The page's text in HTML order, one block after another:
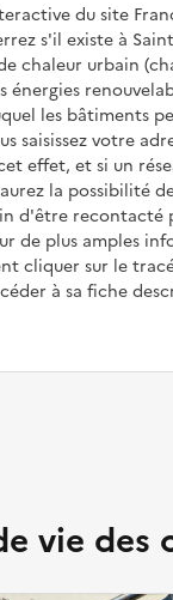
du site
s'il existe à
chaleur urbain
énergies
les bâtiments
saisissez votre
effet, et si un
la possibilité
d'être recontacté
de plus amples
cliquer sur le
à sa fiche
vie des